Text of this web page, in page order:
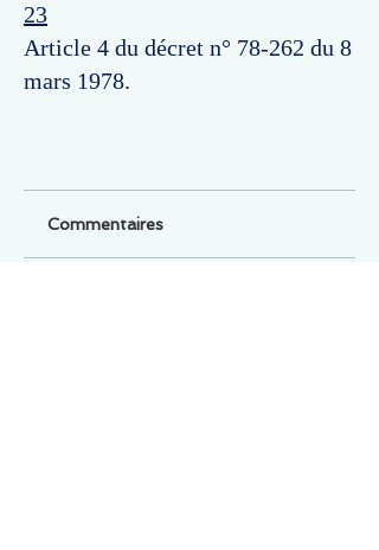
23
Article 4 du décret n° 78-262 du 8
mars 1978.
Commentaires